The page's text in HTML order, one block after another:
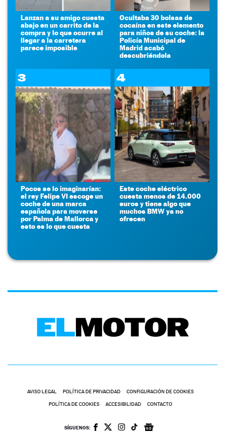
Lanzan a su amigo cuesta
abajo en un carrito de la
compra y lo que ocurre al
llegar a la carretera
parece imposible
Ocultaba 30 bolsas de
cocaína en este elemento
para niños de su coche: la
Policía Municipal de
Madrid acabó
descubriéndola
3
Pocos se lo imaginarían:
el rey Felipe VI escoge un
coche de una marca
española para moverse
por Palma de Mallorca y
esto es lo que cuesta
4
Este coche eléctrico
cuesta menos de 14.000
euros y tiene algo que
muchos BMW ya no
ofrecen
AVISO LEGAL POLÍTICA DE PRIVACIDAD CONFIGURACIÓN DE COOKIES
POLÍTICA DE COOKIES ACCESIBILIDAD CONTACTO
SÍGUENOS: